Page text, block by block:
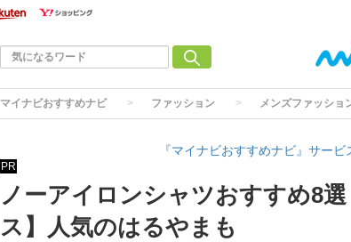
マイナビおすすめナビ ファッション メンズファッショ
『マイナビおすすめナビ』サー
PR
ノーアイロンシャツおすすめ8
ス】人気のはるやまも